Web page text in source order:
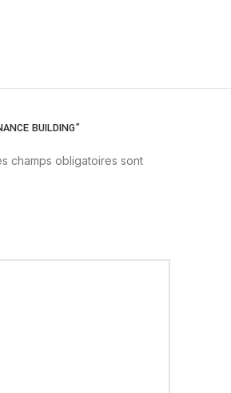
BUILDING”
champs obligatoires sont